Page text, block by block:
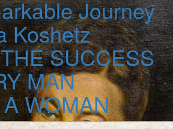
Journey
Koshetz
SUCCESS
MAN
WOMAN